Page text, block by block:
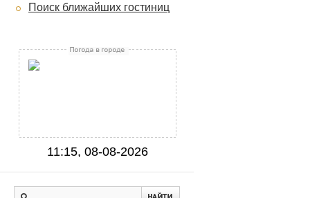
Поиск ближайших гостиниц
11:15, 08-08-2026